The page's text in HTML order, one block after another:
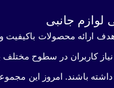
جانبی
ارائه محصولات
کاربران در سطوح
باشند. امروز این